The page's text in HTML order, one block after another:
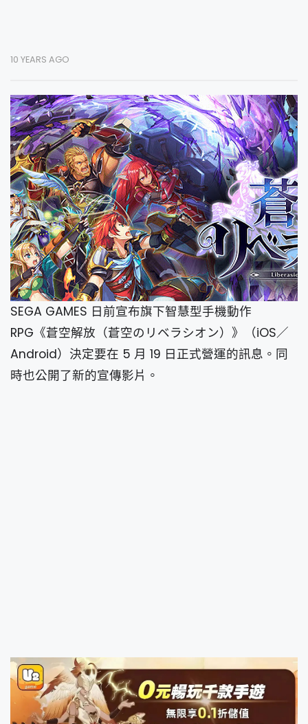
10 YEARS AGO
SEGA GAMES 日前宣布旗下智慧型手機動作
RPG《蒼空解放（蒼空のリベラシオン）》（iOS／
Android）決定要在 5 月 19 日正式營運的訊息。同
時也公開了新的宣傳影片。